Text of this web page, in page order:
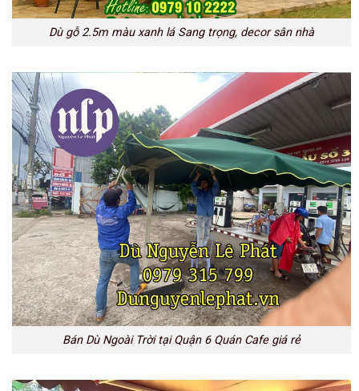
Dù gỗ 2.5m màu xanh lá Sang trọng, decor sân nhà
Bán Dù Ngoài Trời tại Quận 6 Quán Cafe giá rẻ